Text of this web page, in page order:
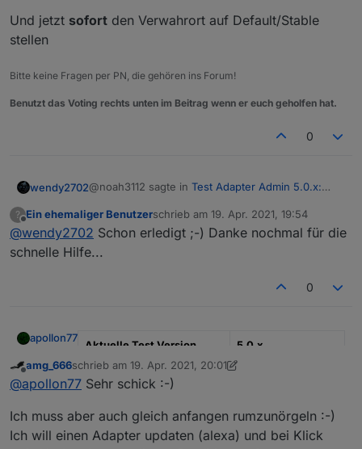
Und jetzt sofort den Verwahrort auf Default/Stable
stellen
Bitte keine Fragen per PN, die gehören ins Forum!
Benutzt das Voting rechts unten im Beitrag wenn er euch geholfen hat.
0
wendy2702@noah3112 sagte in Test Adapter Admin 5.0.x:
@wendy2702Danke es läuft wieder. Bin jetzt
Und jetzt
?
Offline
Ein ehemaliger Benutzerschrieb am 19. Apr. 2021, 19:54
zuletzt editiert von
@wendy2702 Schon erledigt ;-) Danke nochmal für die
schnelle Hilfe...
0
apollon77
Aktuelle Test Version 5.0.x
Veröffentlichungsdatum
Hi,
Offline
amg_666schrieb am 19. Apr. 2021, 20:01
zuletzt editiert von amg_666
@apollon77 Sehr schick :-)
Ich muss aber auch gleich anfangen rumzunörgeln :-)
Ich will einen Adapter updaten (alexa) und bei Klick